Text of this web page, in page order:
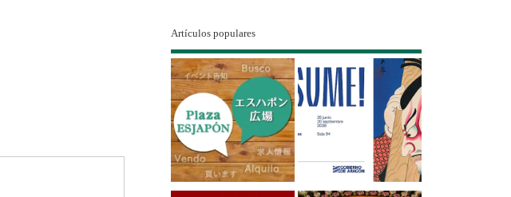
Artículos populares